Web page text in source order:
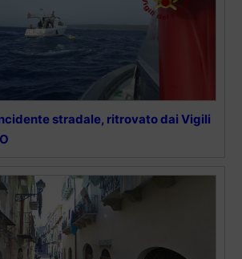
stradale, ritrovato dai Vigili